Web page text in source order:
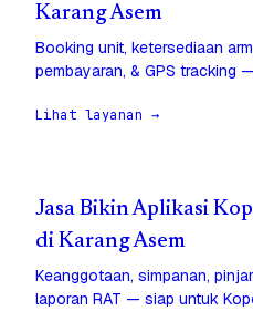
Karang Asem
Booking unit, ketersediaan
pembayaran, & GPS tracking
Lihat layanan →
Jasa Bikin Aplikasi
di Karang Asem
Keanggotaan, simpanan,
laporan RAT — siap untuk